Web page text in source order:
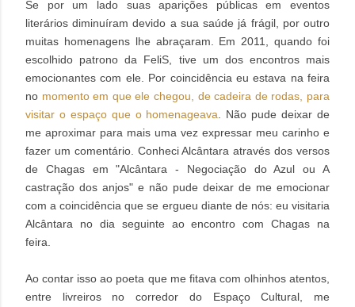
Se por um lado suas aparições públicas em eventos
literários diminuíram devido a sua saúde já frágil, por outro
muitas homenagens lhe abraçaram. Em 2011, quando foi
escolhido patrono da FeliS, tive um dos encontros mais
emocionantes com ele. Por coincidência eu estava na feira
no momento em que ele chegou, de cadeira de rodas, para
visitar o espaço que o homenageava . Não pude deixar de
me aproximar para mais uma vez expressar meu carinho e
fazer um comentário. Conheci Alcântara através dos versos
de Chagas em "Alcântara - Negociação do Azul ou A
castração dos anjos" e não pude deixar de me emocionar
com a coincidência que se ergueu diante de nós: eu visitaria
Alcântara no dia seguinte ao encontro com Chagas na
feira.
Ao contar isso ao poeta que me fitava com olhinhos atentos,
entre livreiros no corredor do Espaço Cultural, me